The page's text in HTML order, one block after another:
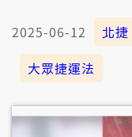
2025-06-12 北捷
大眾捷運法